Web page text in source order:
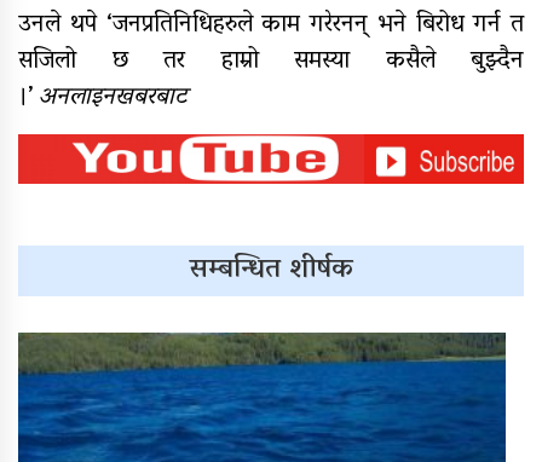
उनले थपे ‘जनप्रतिनिधिहरुले काम गरेरनन् भने बिरोध गर्न त
सजिलो छ तर हाम्रो समस्या कसैले बुझ्दैन
।’अनलाइनखबरबाट
सम्बन्धित शीर्षक